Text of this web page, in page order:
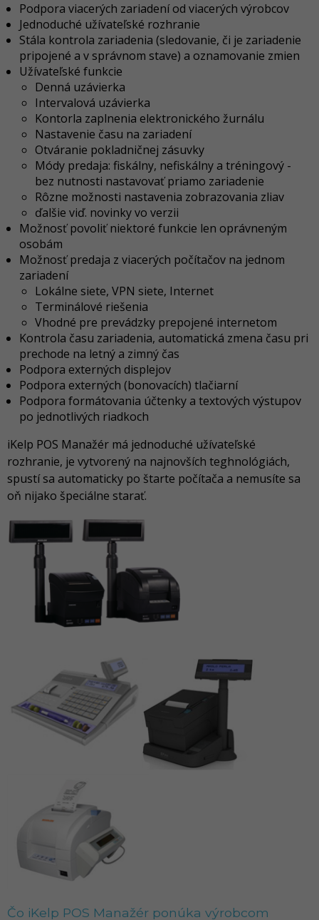
Podpora viacerých zariadení od viacerých výrobcov
Jednoduché užívateľské rozhranie
Stála kontrola zariadenia (sledovanie, či je zariadenie
pripojené a v správnom stave) a oznamovanie zmien
Užívateľské funkcie
Denná uzávierka
Intervalová uzávierka
Kontorla zaplnenia elektronického žurnálu
Nastavenie času na zariadení
Otváranie pokladničnej zásuvky
Módy predaja: fiskálny, nefiskálny a tréningový -
bez nutnosti nastavovať priamo zariadenie
Rôzne možnosti nastavenia zobrazovania zliav
ďalšie viď. novinky vo verzii
Možnosť povoliť niektoré funkcie len oprávneným
osobám
Možnosť predaja z viacerých počítačov na jednom
zariadení
Lokálne siete, VPN siete, Internet
Terminálové riešenia
Vhodné pre prevádzky prepojené internetom
Kontrola času zariadenia, automatická zmena času pri
prechode na letný a zimný čas
Podpora externých displejov
Podpora externých (bonovacích) tlačiarní
Podpora formátovania účtenky a textových výstupov
po jednotlivých riadkoch
iKelp POS Manažér má jednoduché užívateľské
rozhranie, je vytvorený na najnovších teghnológiách,
spustí sa automaticky po štarte počítača a nemusíte sa
oň nijako špeciálne starať.
Čo iKelp POS Manažér ponúka výrobcom